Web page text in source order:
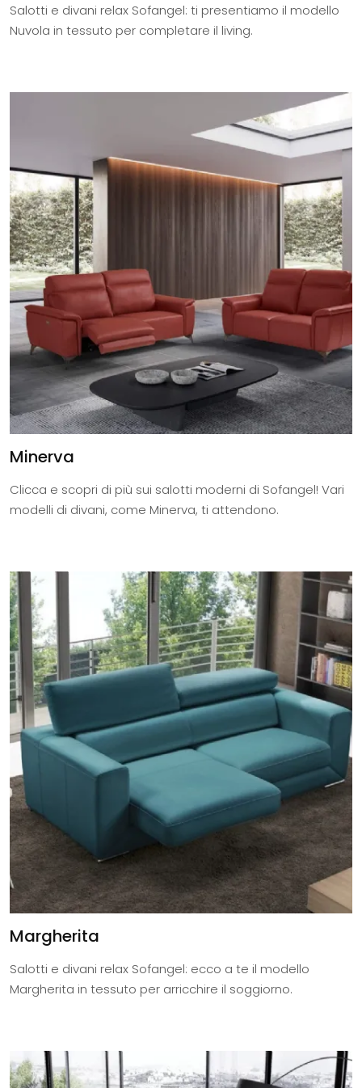
Salotti e divani relax Sofangel: ti presentiamo il modello
Nuvola in tessuto per completare il living.
Minerva
Clicca e scopri di più sui salotti moderni di Sofangel! Vari
modelli di divani, come Minerva, ti attendono.
Margherita
Salotti e divani relax Sofangel: ecco a te il modello
Margherita in tessuto per arricchire il soggiorno.